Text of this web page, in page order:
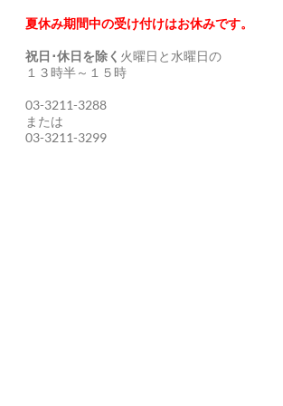
夏休み期間中の受け付けはお休みです。
祝日･休日を除く 火曜日と水曜日の
１３時半～１５時
03-3211-3288
または
03-3211-3299